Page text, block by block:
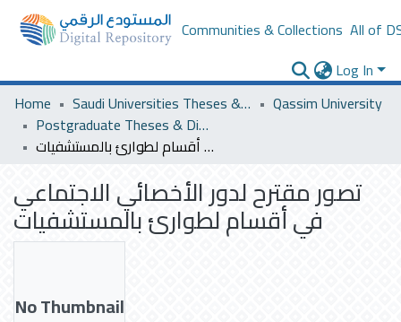
Communities & Collections All of
Log In
Home
Saudi Universities Theses & Dissertations
Qassim University
Postgraduate Theses & Dissertations
تصور مقترح لدور الأخصائي الاجتماعي في أقسام لطوارئ بالمستشفيات
تصور مقترح لدور الأخصائي الاجتماعي
في أقسام لطوارئ بالمستشفيات
No Thumbnail